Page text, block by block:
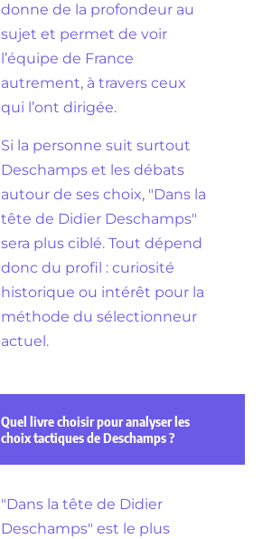
donne de la profondeur au
sujet et permet de voir
l’équipe de France
autrement, à travers ceux
qui l’ont dirigée.
Si la personne suit surtout
Deschamps et les débats
autour de ses choix, "Dans la
tête de Didier Deschamps"
sera plus ciblé. Tout dépend
donc du profil : curiosité
historique ou intérêt pour la
méthode du sélectionneur
actuel.
Quel livre choisir pour analyser les
choix tactiques de Deschamps ?
"Dans la tête de Didier
Deschamps" est le plus